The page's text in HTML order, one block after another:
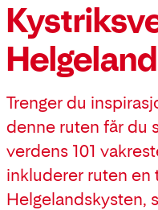
Trenger du
denne ruten får du
verdens 101
inkluderer ruten en
Helgelandskysten,